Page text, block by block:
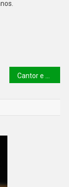
Cantor e humorista Juca Chaves morre aos 84 anos